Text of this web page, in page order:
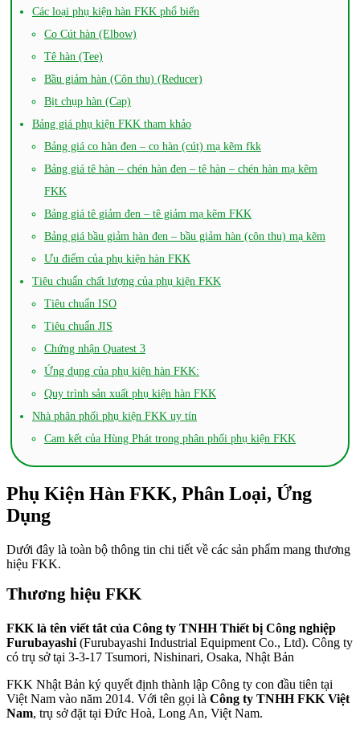
Các loại phụ kiện hàn FKK phổ biến
Co Cút hàn (Elbow)
Tê hàn (Tee)
Bầu giảm hàn (Côn thu) (Reducer)
Bịt chụp hàn (Cap)
Bảng giá phụ kiện FKK tham khảo
Bảng giá co hàn đen – co hàn (cút) mạ kẽm fkk
Bảng giá tê hàn – chén hàn đen – tê hàn – chén hàn mạ kẽm
FKK
Bảng giá tê giảm đen – tê giảm mạ kẽm FKK
Bảng giá bầu giảm hàn đen – bầu giảm hàn (côn thu) mạ kẽm
Ưu điểm của phụ kiện hàn FKK
Tiêu chuẩn chất lượng của phụ kiện FKK
Tiêu chuẩn ISO
Tiêu chuẩn JIS
Chứng nhận Quatest 3
Ứng dụng của phụ kiện hàn FKK:
Quy trình sản xuất phụ kiện hàn FKK
Nhà phân phối phụ kiện FKK uy tín
Cam kết của Hùng Phát trong phân phối phụ kiện FKK
Phụ Kiện Hàn FKK, Phân Loại, Ứng
Dụng
Dưới đây là toàn bộ thông tin chi tiết về các sản phẩm mang thương
hiệu FKK.
Thương hiệu FKK
FKK là tên viết tắt của Công ty TNHH Thiết bị Công nghiệp
Furubayashi (Furubayashi Industrial Equipment Co., Ltd). Công ty
có trụ sở tại 3-3-17 Tsumori, Nishinari, Osaka, Nhật Bản
FKK Nhật Bản ký quyết định thành lập Công ty con đầu tiên tại
Việt Nam vào năm 2014. Với tên gọi là Công ty TNHH FKK Việt
Nam, trụ sở đặt tại Đức Hoà, Long An, Việt Nam.